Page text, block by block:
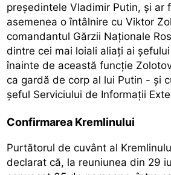
preşedintele Vladimir Putin, şi ar
asemenea o întâlnire cu Viktor
comandantul Gărzii Naţionale
dintre cei mai loiali aliaţi ai
înainte de această funcţie
ca gardă de corp al lui Putin - şi
şeful Serviciului de Informaţii
Confirmarea Kremlinului
Purtătorul de cuvânt al
declarat că, la reuniunea din 29